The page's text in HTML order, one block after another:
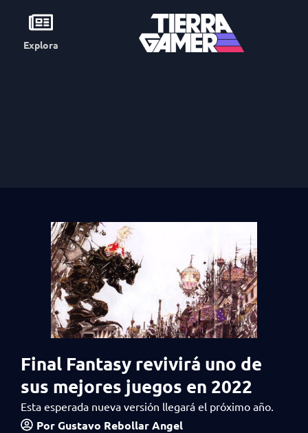
Explora
Final Fantasy revivirá uno de
sus mejores juegos en 2022
Esta esperada nueva versión llegará el próximo año.
PorGustavo Rebollar Angel